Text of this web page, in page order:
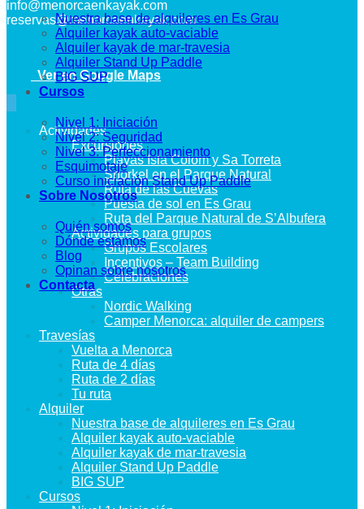
Nuestra base de alquileres en Es Grau
Alquiler kayak auto-vaciable
Alquiler kayak de mar-travesia
Alquiler Stand Up Paddle
BIG SUP
Cursos
Nivel 1: Iniciación
Nivel 2: Seguridad
Nivel 3: Perfeccionamiento
Esquimotaje
Curso iniciación Stand Up Paddle
Sobre Nosotros
Quién somos
Dónde estamos
Blog
Opinan sobre nosotros
Contacta
info@menorcaenkayak.com
reservas@menorcaenkayak.com
Ver en Google Maps
Actividades
Excursiones
Playas Isla Colom y Sa Torreta
Snorkel en el Parque Natural
Ruta de las Cuevas
Puesta de sol en Es Grau
Ruta del Parque Natural de S’Albufera
Actividades para grupos
Grupos Escolares
Incentivos – Team Building
Celebraciones
Otras
Nordic Walking
Camper Menorca: alquiler de campers
Travesías
Vuelta a Menorca
Ruta de 4 días
Ruta de 2 días
Tu ruta
Alquiler
Nuestra base de alquileres en Es Grau
Alquiler kayak auto-vaciable
Alquiler kayak de mar-travesia
Alquiler Stand Up Paddle
BIG SUP
Cursos